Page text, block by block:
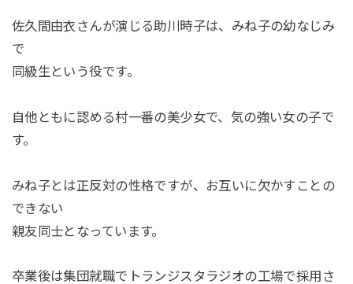
佐久間由衣さんが演じる助川時子は、みね子の幼なじみ
で
同級生という役です。
自他ともに認める村一番の美少女で、気の強い女の子で
す。
みね子とは正反対の性格ですが、お互いに欠かすことの
できない
親友同士となっています。
卒業後は集団就職でトランジスタラジオの工場で採用さ